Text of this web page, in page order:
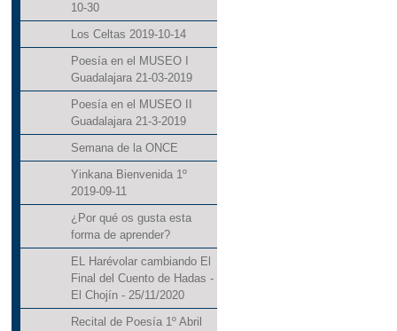
10-30
Los Celtas 2019-10-14
Poesía en el MUSEO I
Guadalajara 21-03-2019
Poesía en el MUSEO II
Guadalajara 21-3-2019
Semana de la ONCE
Yinkana Bienvenida 1º
2019-09-11
¿Por qué os gusta esta
forma de aprender?
EL Harévolar cambiando El
Final del Cuento de Hadas -
El Chojín - 25/11/2020
Recital de Poesía 1º Abril